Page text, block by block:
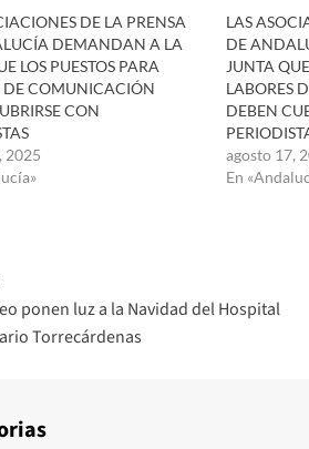
DE LA PRENSA
DEMANDAN A LA
LOS PUESTOS PARA
DE COMUNICACIÓN
CON
2025
LAS
DE
JUNTA
LABORES
DEBEN
agosto 17,
En
ponen luz a la Navidad del Hospital
Torrecárdenas